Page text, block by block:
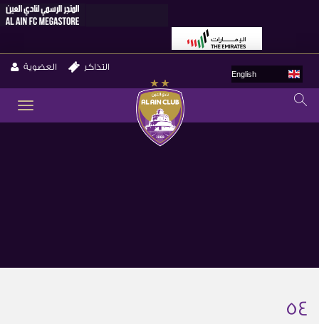
English
التذاكر العضوية
54